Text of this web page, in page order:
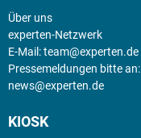
Über uns
experten-Netzwerk
E-Mail:team@experten.de
Pressemeldungen bitte an:
news@experten.de
KIOSK